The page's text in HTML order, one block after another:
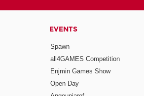
EVENTS
Spawn
all4GAMES Competition
Enjmin Games Show
Open Day